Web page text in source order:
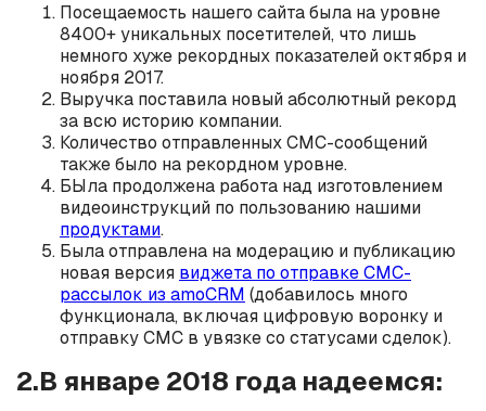
Посещаемость нашего сайта была на уровне
8400+ уникальных посетителей, что лишь
немного хуже рекордных показателей октября и
ноября 2017.
Выручка поставила новый абсолютный рекорд
за всю историю компании.
Количество отправленных СМС-сообщений
также было на рекордном уровне.
БЫла продолжена работа над изготовлением
видеоинструкций по пользованию нашими
продуктами.
Была отправлена на модерацию и публикацию
новая версия виджета по отправке СМС-
рассылок из amoCRM (добавилось много
функционала, включая цифровую воронку и
отправку СМС в увязке со статусами сделок).
2.В январе 2018 года надеемся: